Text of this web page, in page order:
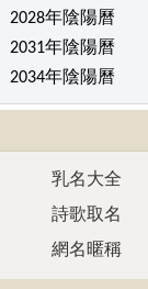
2028年陰陽曆
2031年陰陽曆
2034年陰陽曆
乳名大全
詩歌取名
網名暱稱